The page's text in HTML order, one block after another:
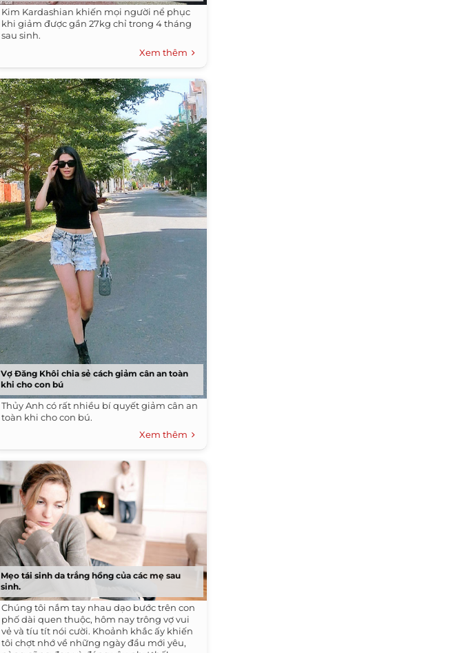
Kim Kardashian khiến mọi người nể phục
khi giảm được gần 27kg chỉ trong 4 tháng
sau sinh.
Xem thêm
Vợ Đăng Khôi chia sẻ cách giảm cân an toàn
khi cho con bú
Thủy Anh có rất nhiều bí quyết giảm cân an
toàn khi cho con bú.
Xem thêm
Mẹo tái sinh da trắng hồng của các mẹ sau
sinh.
Chúng tôi nắm tay nhau dạo bước trên con
phố dài quen thuộc, hôm nay trông vợ vui
vẻ và tíu tít nói cười. Khoảnh khắc ấy khiến
tôi chợt nhớ về những ngày đầu mới yêu,